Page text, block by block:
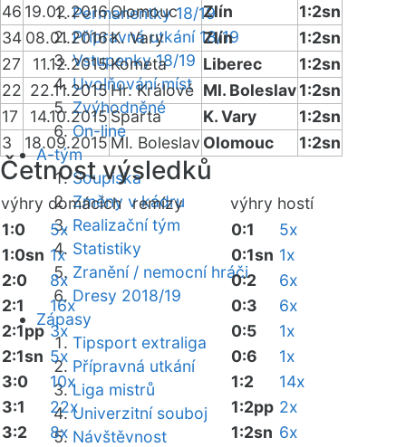
Permanentky 18/19
Přípravná utkání 18/19
Vstupenky 18/19
Uvolňování míst
Zvýhodněné
On-line
A-tým
Soupiska
Změny v kádru
Realizační tým
Statistiky
Zranění / nemocní hráči
Dresy 2018/19
Zápasy
Tipsport extraliga
Přípravná utkání
Liga mistrů
Univerzitní souboj
Návštěvnost
46 19.02.2016Olomouc Zlín
1:2sn
34 08.01.2016K. Vary Zlín
1:2sn
27
11.12.2015Kometa Liberec
1:2sn
22 22.11.2015 Hr. Králové Ml. Boleslav1:2sn
17
14.10.2015Sparta K. Vary
1:2sn
3
18.09.2015 Ml. Boleslav Olomouc 1:2sn
Četnost výsledků
výhry domácíchremízy výhry hostí
1:0
5x
1:0sn 1x
2:0
8x
2:1
16x
2:1pp 3x
2:1sn 5x
3:0
10x
3:1
22x
3:2
8x
0:1
5x
0:1sn 1x
0:2
6x
0:3
6x
0:5
1x
0:6
1x
1:2
14x
1:2pp 2x
1:2sn 6x